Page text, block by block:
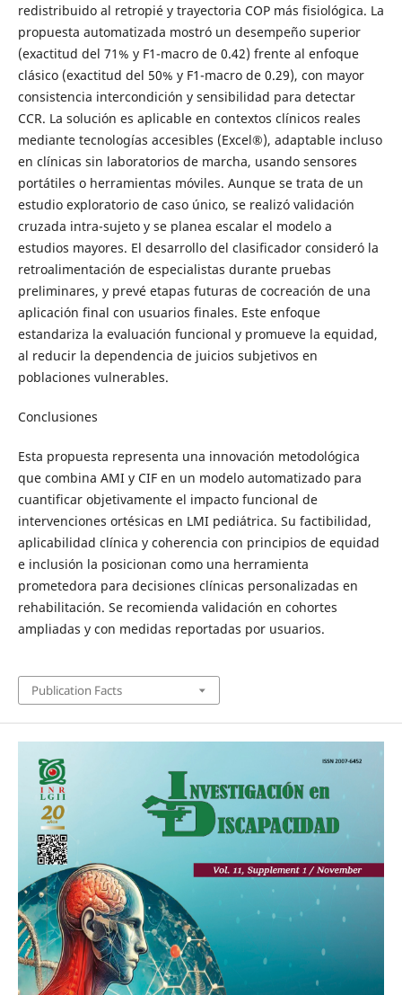
redistribuido al retropié y trayectoria COP más fisiológica. La
propuesta automatizada mostró un desempeño superior
(exactitud del 71% y F1-macro de 0.42) frente al enfoque
clásico (exactitud del 50% y F1-macro de 0.29), con mayor
consistencia intercondición y sensibilidad para detectar
CCR. La solución es aplicable en contextos clínicos reales
mediante tecnologías accesibles (Excel®), adaptable incluso
en clínicas sin laboratorios de marcha, usando sensores
portátiles o herramientas móviles. Aunque se trata de un
estudio exploratorio de caso único, se realizó validación
cruzada intra-sujeto y se planea escalar el modelo a
estudios mayores. El desarrollo del clasificador consideró la
retroalimentación de especialistas durante pruebas
preliminares, y prevé etapas futuras de cocreación de una
aplicación final con usuarios finales. Este enfoque
estandariza la evaluación funcional y promueve la equidad,
al reducir la dependencia de juicios subjetivos en
poblaciones vulnerables.
Conclusiones
Esta propuesta representa una innovación metodológica
que combina AMI y CIF en un modelo automatizado para
cuantificar objetivamente el impacto funcional de
intervenciones ortésicas en LMI pediátrica. Su factibilidad,
aplicabilidad clínica y coherencia con principios de equidad
e inclusión la posicionan como una herramienta
prometedora para decisiones clínicas personalizadas en
rehabilitación. Se recomienda validación en cohortes
ampliadas y con medidas reportadas por usuarios.
Publication Facts